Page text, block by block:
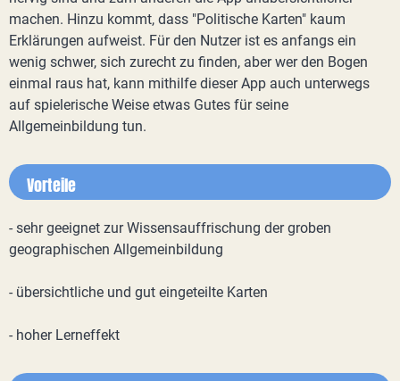
machen. Hinzu kommt, dass "Politische Karten" kaum
Erklärungen aufweist. Für den Nutzer ist es anfangs ein
wenig schwer, sich zurecht zu finden, aber wer den Bogen
einmal raus hat, kann mithilfe dieser App auch unterwegs
auf spielerische Weise etwas Gutes für seine
Allgemeinbildung tun.
Vorteile
- sehr geeignet zur Wissensauffrischung der groben
geographischen Allgemeinbildung
- übersichtliche und gut eingeteilte Karten
- hoher Lerneffekt